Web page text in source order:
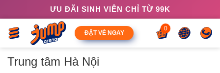
ƯU ĐÃI SINH VIÊN CHỈ TỪ 99K
ĐẶT VÉ NGAY
0
Trung tâm Hà Nội